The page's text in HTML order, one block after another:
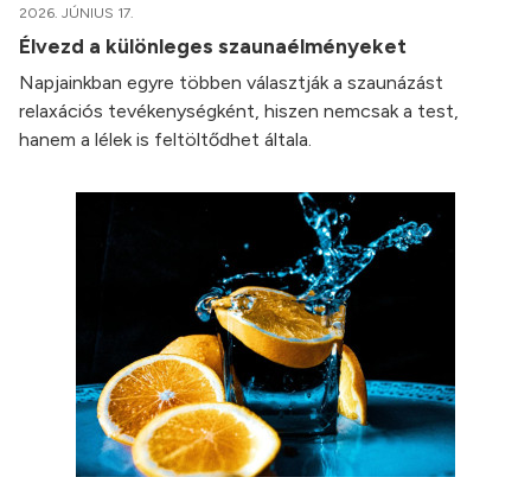
2026. JÚNIUS 17.
Élvezd a különleges szaunaélményeket
Napjainkban egyre többen választják a szaunázást
relaxációs tevékenységként, hiszen nemcsak a test,
hanem a lélek is feltöltődhet általa.